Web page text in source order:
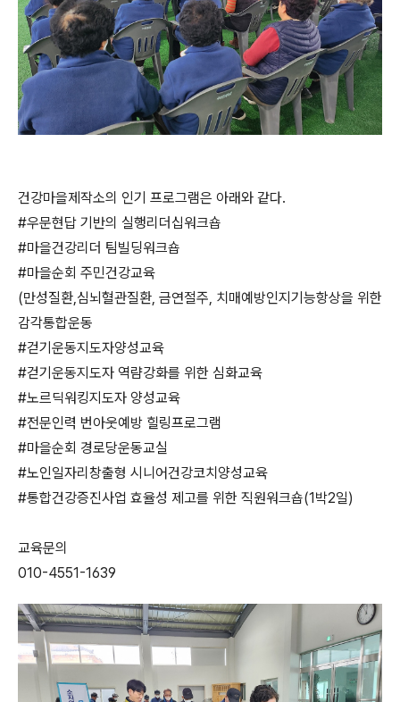
건강마을제작소의 인기 프로그램은 아래와 같다.
#우문현답 기반의 실행리더십워크숍
#마을건강리더 팀빌딩워크숍
#마을순회 주민건강교육
(만성질환,심뇌혈관질환, 금연절주, 치매예방인지기능항상을 위한
감각통합운동
#걷기운동지도자양성교육
#걷기운동지도자 역럄강화를 위한 심화교육
#노르딕워킹지도자 양성교육
#전문인력 번아웃예방 힐링프로그램
#마을순회 경로당운동교실
#노인일자리창출형 시니어건강코치양성교육
#통합건강증진사업 효율성 제고를 위한 직원워크숍(1박2일)
교육문의
010-4551-1639